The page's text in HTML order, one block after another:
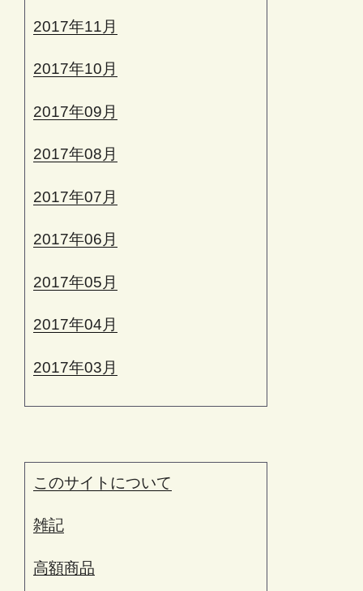
2017年11月
2017年10月
2017年09月
2017年08月
2017年07月
2017年06月
2017年05月
2017年04月
2017年03月
このサイトについて
雑記
高額商品